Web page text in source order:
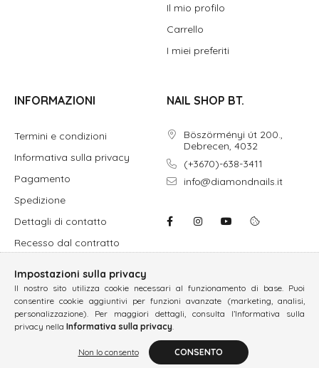
Il mio profilo
Carrello
I miei preferiti
INFORMAZIONI
Termini e condizioni
Informativa sulla privacy
Pagamento
Spedizione
Dettagli di contatto
Recesso dal contratto
NAIL SHOP BT.
Böszörményi út 200.,
Debrecen, 4032
(+3670)-638-3411
info@diamondnails.it
Impostazioni sulla privacy
Il nostro sito utilizza cookie necessari al funzionamento di base. Puoi
consentire cookie aggiuntivi per funzioni avanzate (marketing, analisi,
personalizzazione). Per maggiori dettagli, consulta l’Informativa sulla
privacy nella Informativa sulla privacy.
Non lo consento CONSENTO